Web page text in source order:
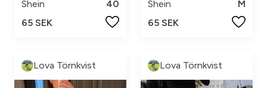
Shein
40
65 SEK
Shein
M
65 SEK
Lova Törnkvist Lova Törnkvist